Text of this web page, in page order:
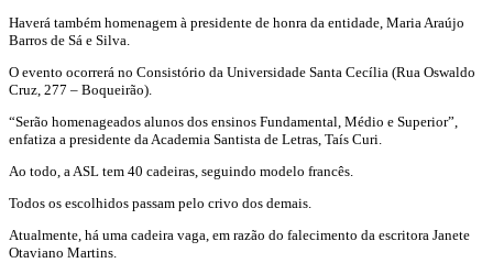
Haverá também homenagem à presidente de honra da entidade, Maria Araújo
Barros de Sá e Silva.
O evento ocorrerá no Consistório da Universidade Santa Cecília (Rua Oswaldo
Cruz, 277 – Boqueirão).
“Serão homenageados alunos dos ensinos Fundamental, Médio e Superior”,
enfatiza a presidente da Academia Santista de Letras, Taís Curi.
Ao todo, a ASL tem 40 cadeiras, seguindo modelo francês.
Todos os escolhidos passam pelo crivo dos demais.
Atualmente, há uma cadeira vaga, em razão do falecimento da escritora Janete
Otaviano Martins.